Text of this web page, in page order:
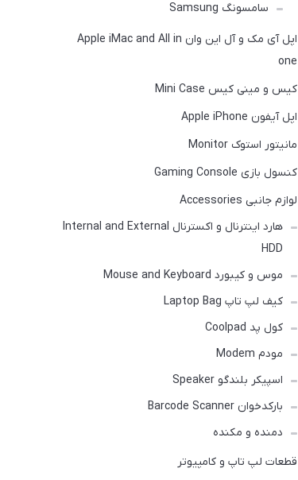
سامسونگ Samsung
اپل آی مک و آل این وان Apple iMac and All in
one
کیس و مینی کیس Mini Case
اپل آیفون Apple iPhone
مانیتور استوک Monitor
کنسول بازی Gaming Console
لوازم جانبی Accessories
هارد اینترنال و اکسترنال Internal and External
HDD
موس و کیبورد Mouse and Keyboard
کیف لپ تاپ Laptop Bag
کول پد Coolpad
مودم Modem
اسپیکر بلندگو Speaker
بارکدخوان Barcode Scanner
دمنده و مکنده
قطعات لپ تاپ و کامپیوتر